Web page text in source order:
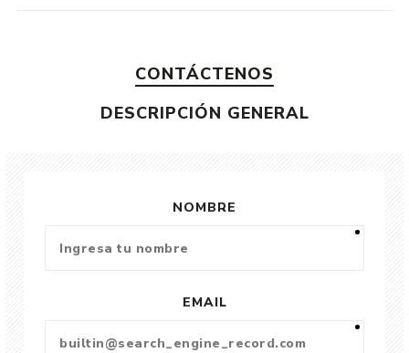
CONTÁCTENOS
DESCRIPCIÓN GENERAL
NOMBRE
EMAIL